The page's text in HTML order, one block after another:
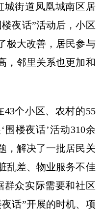
城街道凤凰城南区居
夜话”活动后，小区
极大改善，居民参与
，邻里关系也更加和
个小区、农村的55
楼夜话’活动310余
，解决了一批居民关
乱差、物业服务不佳
群众实际需要和社区
话”开展的时机、项